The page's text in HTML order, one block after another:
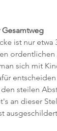
ist nur etwa
sich mit
steilen
an dieser